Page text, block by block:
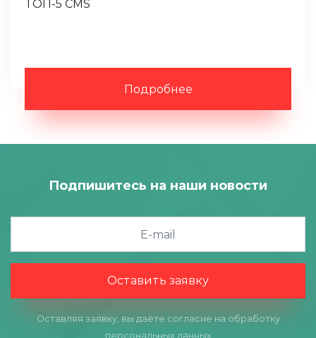
ТОП-5 CMS
Подробнее
Подпишитесь на наши новости
Оставить заявку
Оставляя заявку, вы даёте согласие на обработку
персональных данных